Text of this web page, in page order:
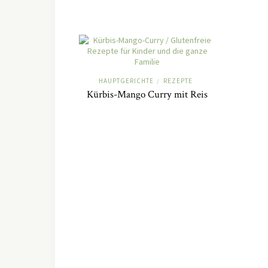
HAUPTGERICHTE / REZEPTE
Kürbis-Mango Curry mit Reis